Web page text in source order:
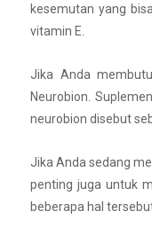
kesemutan yang
vitamin E.
Jika Anda
Neurobion.
neurobion disebut
Jika Anda sedang
penting juga untuk
beberapa hal